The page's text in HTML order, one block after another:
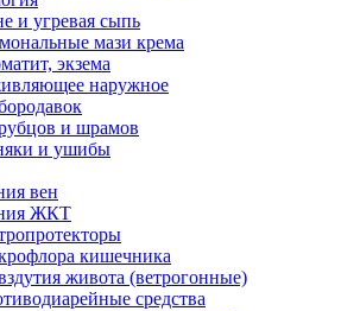
и угревая сыпь
мази крема
экзема
наружное
и шрамов
и ушибы
вен
ЖКТ
кишечника
живота (ветрогонные)
средства